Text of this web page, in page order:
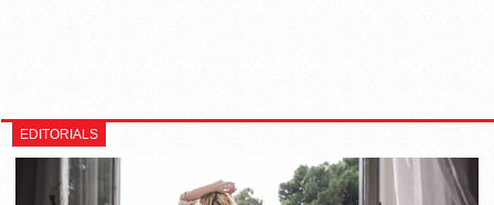
EDITORIALS